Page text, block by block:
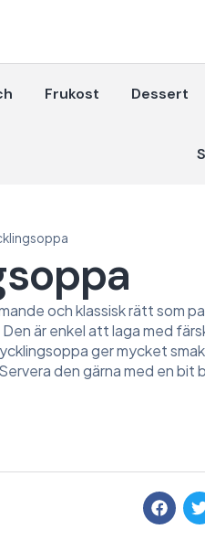
Frukost Dessert
och klassisk rätt som
är enkel att laga med
ger mycket
den gärna med en bit